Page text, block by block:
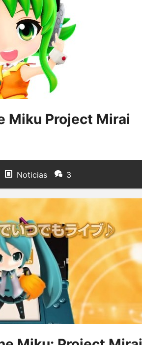
Miku Project Mirai
Noticias 3